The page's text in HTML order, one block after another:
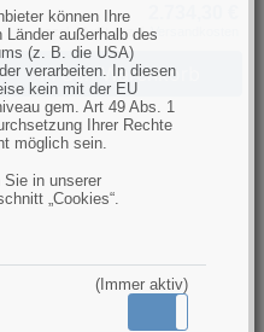
können Ihre
Länder außerhalb des
(z. B. die USA)
verarbeiten. In diesen
kein mit der EU
gem. Art 49 Abs. 1
Ihrer Rechte
möglich sein.
Sie in unserer
„Cookies“.
(Immer aktiv)
zzgl. MwSt., zzgl.Versandkosten
In den Warenkorb